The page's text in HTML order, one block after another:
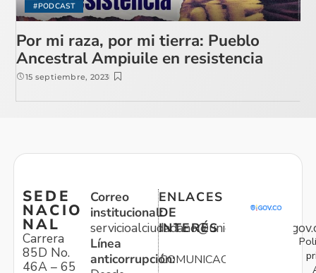
#PODCAST
Por mi raza, por mi tierra: Pueblo
Ancestral Ampiuile en resistencia
15 septiembre, 2023
SEDE
NACIO
NAL
Carrera
85D No.
46A – 65
Correo
institucional:
Línea
anticorrupción:
ENLACES
DE
INTERÉS
COMUNICACIONES